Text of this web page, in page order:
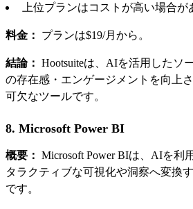
上位プランはコストが高い場合が
料金： プランは$19/月から。
結論： Hootsuiteは、AIを活用したソ
の存在感・エンゲージメントを向上
可欠なツールです。
8. Microsoft Power BI
概要： Microsoft Power BIは、AIを利
タラクティブな可視化や洞察へ変換
です。